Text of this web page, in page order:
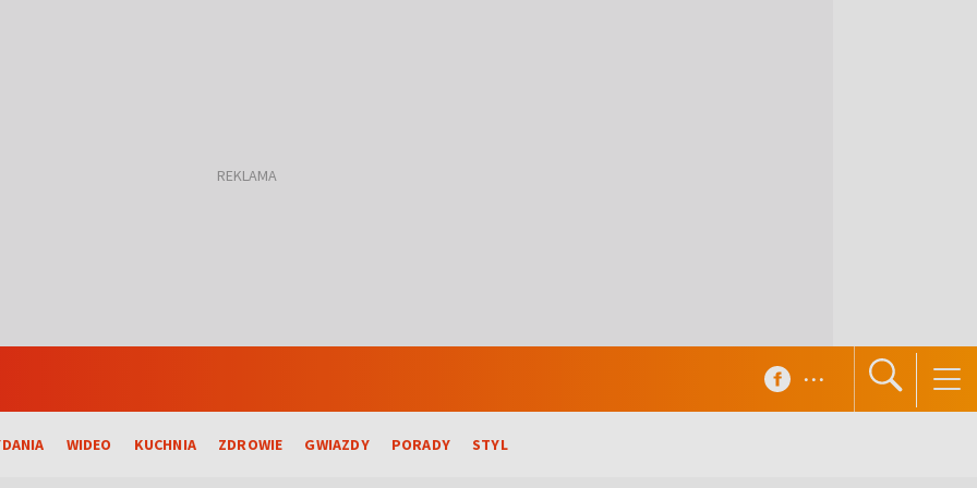
WIDEO KUCHNIA ZDROWIE GWIAZDY PORADY STYL
...